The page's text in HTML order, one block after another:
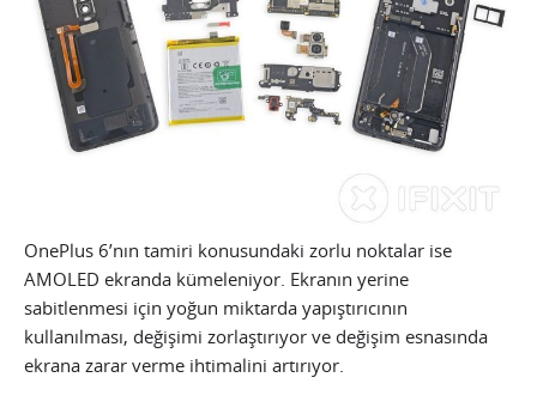
OnePlus 6’nın tamiri konusundaki zorlu noktalar ise
AMOLED ekranda kümeleniyor. Ekranın yerine
sabitlenmesi için yoğun miktarda yapıştırıcının
kullanılması, değişimi zorlaştırıyor ve değişim esnasında
ekrana zarar verme ihtimalini artırıyor.